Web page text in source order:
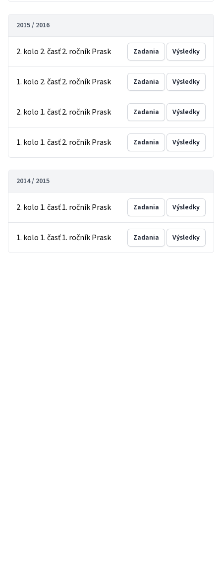
2015 / 2016
2. kolo 2. časť 2. ročník Prask Zadania Výsledky
1. kolo 2. časť 2. ročník Prask Zadania Výsledky
2. kolo 1. časť 2. ročník Prask Zadania Výsledky
1. kolo 1. časť 2. ročník Prask Zadania Výsledky
2014 / 2015
2. kolo 1. časť 1. ročník Prask Zadania Výsledky
1. kolo 1. časť 1. ročník Prask Zadania Výsledky